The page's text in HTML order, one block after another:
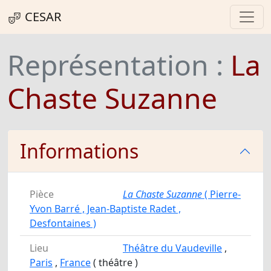
CESAR
Représentation : La
Chaste Suzanne
Informations
Pièce La Chaste Suzanne( Pierre-
Yvon Barré , Jean-Baptiste Radet ,
Desfontaines )
Lieu
Théâtre du Vaudeville ,
Paris , France( théâtre )